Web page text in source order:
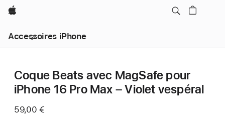
Apple
Accessoires iPhone
Coque Beats avec MagSafe pour
iPhone 16 Pro Max – Violet vespéral
59,00 €